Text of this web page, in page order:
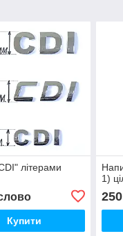
літерами
Купити
1)
250